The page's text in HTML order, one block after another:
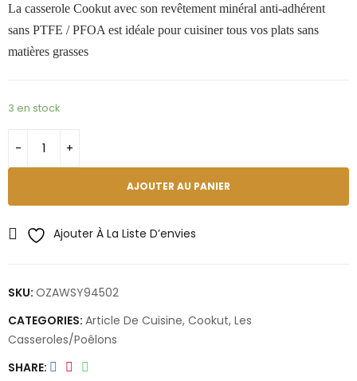
La casserole Cookut avec son revêtement minéral anti-adhérent
sans PTFE / PFOA est idéale pour cuisiner tous vos plats sans
matières grasses
3 en stock
AJOUTER AU PANIER
Ajouter À La Liste D’envies
SKU: OZAWSY94502
CATEGORIES: Article De Cuisine, Cookut, Les
Casseroles/poêlons
SHARE